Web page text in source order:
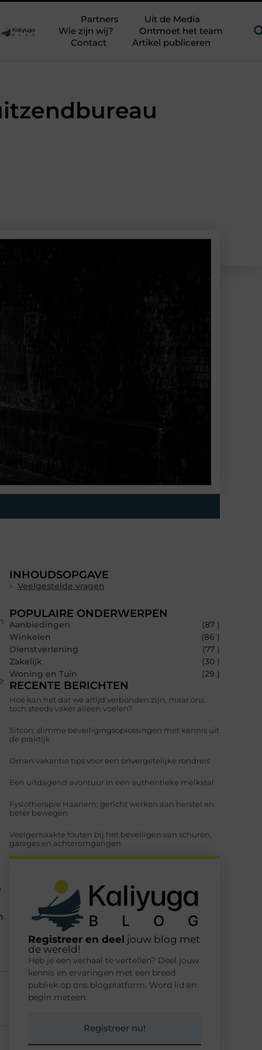
Partners
Uit de Media
Wie zijn wij?
Ontmoet het team
Contact
Artikel publiceren
INHOUDSOPGAVE
Veelgestelde vragen
POPULAIRE ONDERWERPEN
Aanbiedingen
(87 )
Winkelen
(86 )
Dienstverlening
(77 )
Zakelijk
(30 )
Woning en Tuin
(29 )
RECENTE BERICHTEN
Hoe kan het dat we altijd verbonden zijn, maar ons
toch steeds vaker alleen voelen?
Sitcon: slimme beveiligingsoplossingen met kennis uit
de praktijk
Oman vakantie tips voor een onvergetelijke rondreis
Een uitdagend avontuur in een authentieke melkstal
Fysiotherapie Haarlem: gericht werken aan herstel en
beter bewegen
Veelgemaakte fouten bij het beveiligen van schuren,
garages en achteromgangen
Registreer en deel jouw blog met
de wereld!
Heb je een verhaal te vertellen? Deel jouw
kennis en ervaringen met een breed
publiek op ons blogplatform. Word lid en
begin meteen.
Registreer nu!